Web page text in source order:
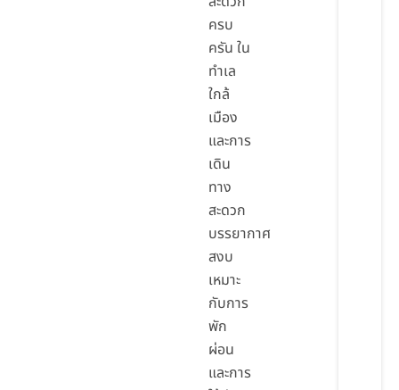
ครบ
ครัน ใน
ทำเล
ใกล้
เมือง
และการ
เดิน
ทาง
สะดวก
บรรยากาศ
สงบ
เหมาะ
กับการ
พัก
ผ่อน
และการ